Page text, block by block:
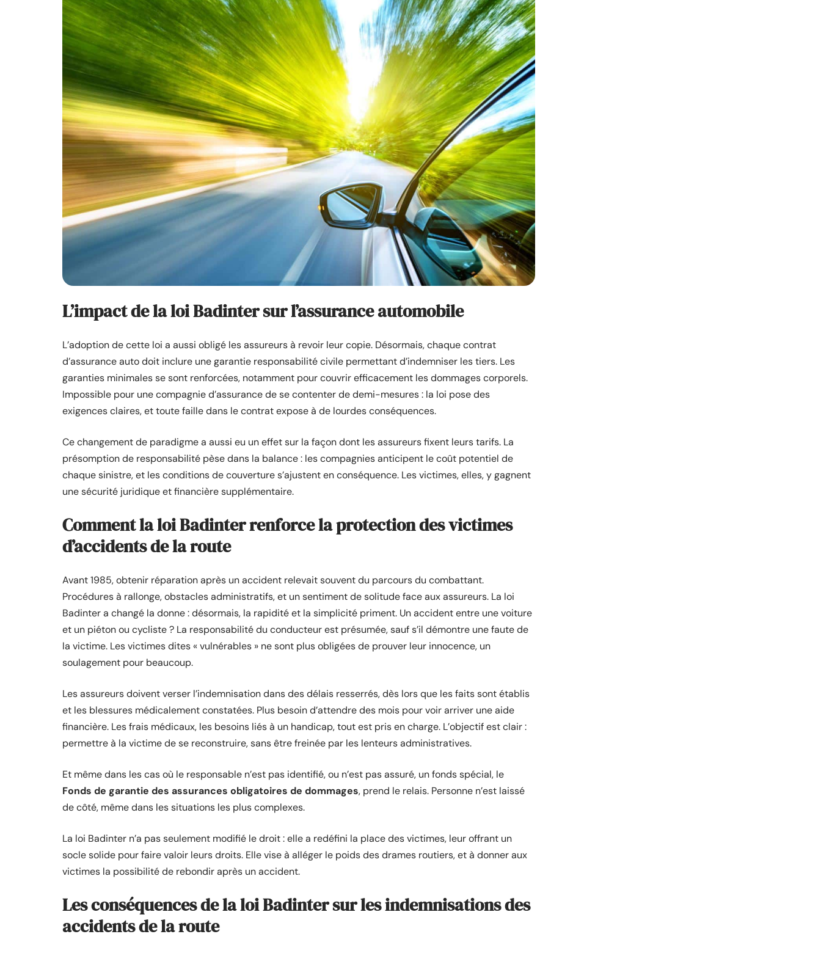
L’impact de la loi Badinter sur l’assurance automobile
L’adoption de cette loi a aussi obligé les assureurs à revoir leur copie. Désormais, chaque contrat
d’assurance auto doit inclure une garantie responsabilité civile permettant d’indemniser les tiers. Les
garanties minimales se sont renforcées, notamment pour couvrir efficacement les dommages corporels.
Impossible pour une compagnie d’assurance de se contenter de demi-mesures : la loi pose des
exigences claires, et toute faille dans le contrat expose à de lourdes conséquences.
Ce changement de paradigme a aussi eu un effet sur la façon dont les assureurs fixent leurs tarifs. La
présomption de responsabilité pèse dans la balance : les compagnies anticipent le coût potentiel de
chaque sinistre, et les conditions de couverture s’ajustent en conséquence. Les victimes, elles, y gagnent
une sécurité juridique et financière supplémentaire.
Comment la loi Badinter renforce la protection des victimes
d’accidents de la route
Avant 1985, obtenir réparation après un accident relevait souvent du parcours du combattant.
Procédures à rallonge, obstacles administratifs, et un sentiment de solitude face aux assureurs. La loi
Badinter a changé la donne : désormais, la rapidité et la simplicité priment. Un accident entre une voiture
et un piéton ou cycliste ? La responsabilité du conducteur est présumée, sauf s’il démontre une faute de
la victime. Les victimes dites « vulnérables » ne sont plus obligées de prouver leur innocence, un
soulagement pour beaucoup.
Les assureurs doivent verser l’indemnisation dans des délais resserrés, dès lors que les faits sont établis
et les blessures médicalement constatées. Plus besoin d’attendre des mois pour voir arriver une aide
financière. Les frais médicaux, les besoins liés à un handicap, tout est pris en charge. L’objectif est clair :
permettre à la victime de se reconstruire, sans être freinée par les lenteurs administratives.
Et même dans les cas où le responsable n’est pas identifié, ou n’est pas assuré, un fonds spécial, le
Fonds de garantie des assurances obligatoires de dommages, prend le relais. Personne n’est laissé
de côté, même dans les situations les plus complexes.
La loi Badinter n’a pas seulement modifié le droit : elle a redéfini la place des victimes, leur offrant un
socle solide pour faire valoir leurs droits. Elle vise à alléger le poids des drames routiers, et à donner aux
victimes la possibilité de rebondir après un accident.
Les conséquences de la loi Badinter sur les indemnisations des
accidents de la route